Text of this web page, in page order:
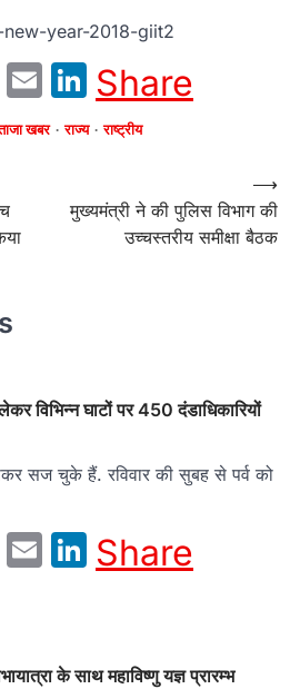
Reddit
EmailLinkedIn
Share
खबर राज्य राष्ट्रीय
मुख्यमंत्री ने की पुलिस विभाग की
उच्चस्तरीय समीक्षा बैठक
⟶
विभिन्न घाटों पर 450 दंडाधिकारियों
सज चुके हैं. रविवार की सुबह से पर्व को
Reddit
EmailLinkedIn
Share
के साथ महाविष्णु यज्ञ प्रारम्भ